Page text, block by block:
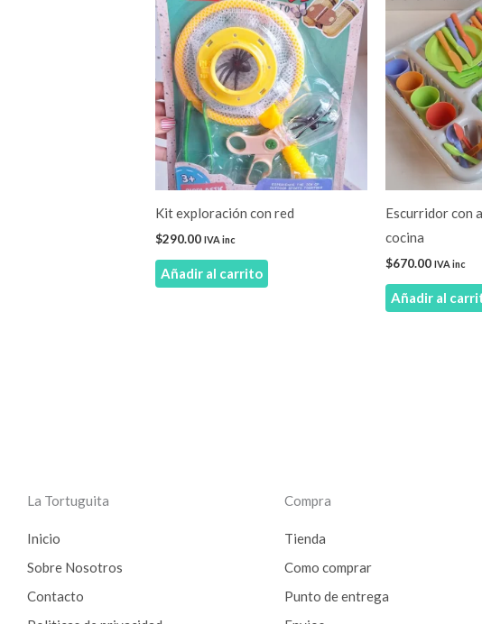
Kit exploración con red
$290.00 IVA inc
Añadir al carrito
Escurridor con
cocina
$670.00 IVA inc
Añadir al
La Tortuguita
Inicio
Sobre Nosotros
Contacto
Compra
Tienda
Como comprar
Punto de entrega